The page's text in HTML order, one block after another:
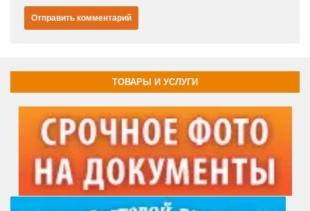
ТОВАРЫ И УСЛУГИ